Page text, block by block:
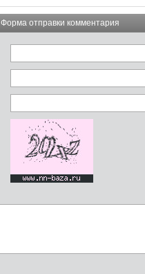
Форма отправки комментария